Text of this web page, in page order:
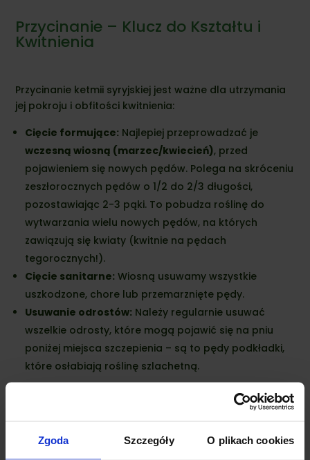
Zgoda Szczegóły O plikach cookies
Przycinanie – Klucz do Kształtu i
Kwitnienia
Przycinanie ketmii syryjskiej jest ważne dla utrzymania
jej pokroju i obfitości kwitnienia:
Cięcie formujące: Najlepiej przeprowadzać je
wczesną wiosną (marzec/kwiecień), przed
pojawieniem się nowych pędów. Polega na skróceniu
zeszłorocznych pędów o 1/2 do 2/3 długości,
pozostawiając 2-3 pąki. To pobudza roślinę do
wytwarzania wielu nowych pędów, na których
zawiązują się kwiaty (kwitnie na pędach
tegorocznych!).
Cięcie sanitarne: Wiosną usuwamy wszystkie
uszkodzone, chore lub przemarznięte pędy.
Usuwanie odrostów: Należy regularnie usuwać
wszelkie odrosty, które mogą pojawić się na pniu
poniżej miejsca szczepienia – są to pędy podkładki,
które osłabiają roślinę szlachetną.
Zastosowanie w Ogrodzie